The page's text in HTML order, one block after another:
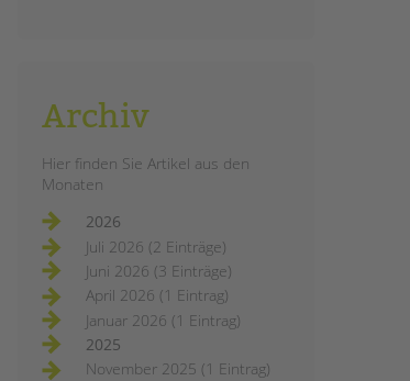
Archiv
Hier finden Sie Artikel aus den
Monaten
2026
Juli 2026 (2 Einträge)
Juni 2026 (3 Einträge)
April 2026 (1 Eintrag)
Januar 2026 (1 Eintrag)
2025
November 2025 (1 Eintrag)